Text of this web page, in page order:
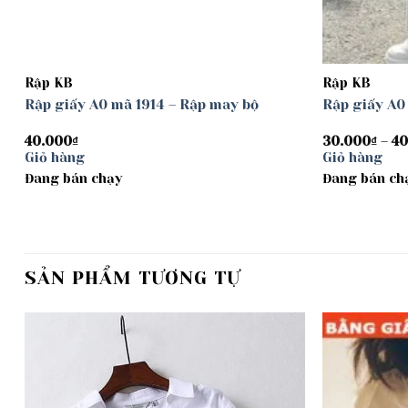
Rập KB
Rập giấy A0 mã 1914 – Rập may bộ
40.000₫
Giỏ hàng
Đang bán chạy
Rập KB
Rập giấy
30.000₫ –
Giỏ hàng
Đang bán
SẢN PHẨM TƯƠNG TỰ